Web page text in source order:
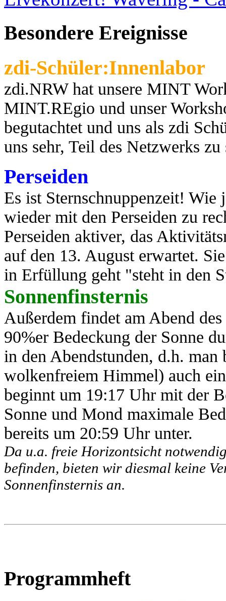
Besondere Ereignisse
zdi-Schüler:Innenlabor
zdi.NRW hat unsere MINT
MINT.REgio und unser
begutachtet und uns als zdi
uns sehr, Teil des Netzwerks
Perseiden
Es ist Sternschnuppenzeit! Wie
wieder mit den Perseiden zu
Perseiden aktiver, das
auf den 13. August erwartet.
in Erfüllung geht "steht in den
Sonnenfinsternis
Außerdem findet am Abend
90%er Bedeckung der Sonne
in den Abendstunden, d.h. man
wolkenfreiem Himmel) auch
beginnt um 19:17 Uhr mit der
Sonne und Mond maximale
bereits um 20:59 Uhr unter.
Da u.a. freie Horizontsicht
befinden, bieten wir diesmal keine
Sonnenfinsternis an.
Programmheft